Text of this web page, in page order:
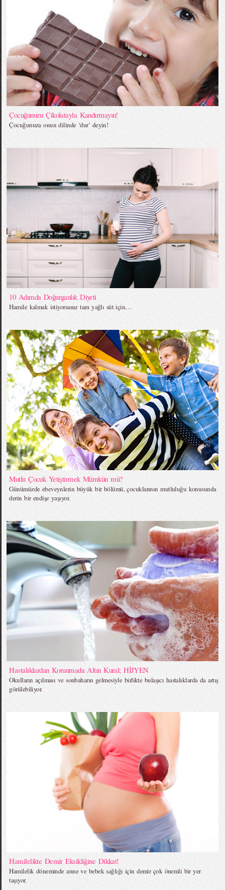
Çocuğunuzu Çikolatayla Kandırmayın!
Çocuğunuza onun dilinde ‘dur’ deyin!
10 Adımda Doğurganlık Diyeti
Hamile kalmak istiyorsanız tam yağlı süt için…
Mutlu Çocuk Yetiştirmek Mümkün mü?
Günümüzde ebeveynlerin büyük bir bölümü, çocuklarının mutluluğu konusunda
derin bir endişe yaşıyor.
Hastalıklardan Korunmada Altın Kural; HİJYEN
Okulların açılması ve sonbaharın gelmesiyle birlikte bulaşıcı hastalıklarda da artış
görülebiliyor.
Hamilelikte Demir Eksikliğine Dikkat!
Hamilelik döneminde anne ve bebek sağlığı için demir çok önemli bir yer
taşıyor.